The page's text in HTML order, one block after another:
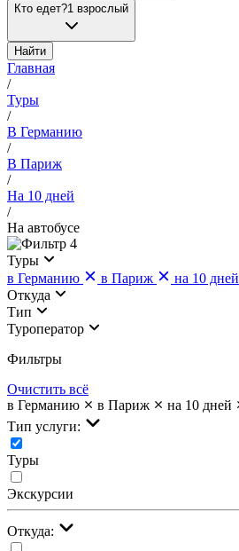
Кто едет?1 взрослый
Найти
Главная
/
Туры
/
В Германию
/
В Париж
/
На 10 дней
/
На автобусе
4
Туры
в Германию
в Париж на 10 дней
Откуда
Тип
Туроператор
Фильтры
Очистить всё
в Германию
в Париж на 10 дней
Тип услуги:
Туры
Экскурсии
Откуда: